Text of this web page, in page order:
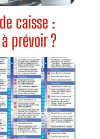
caisse :
prévoir ?